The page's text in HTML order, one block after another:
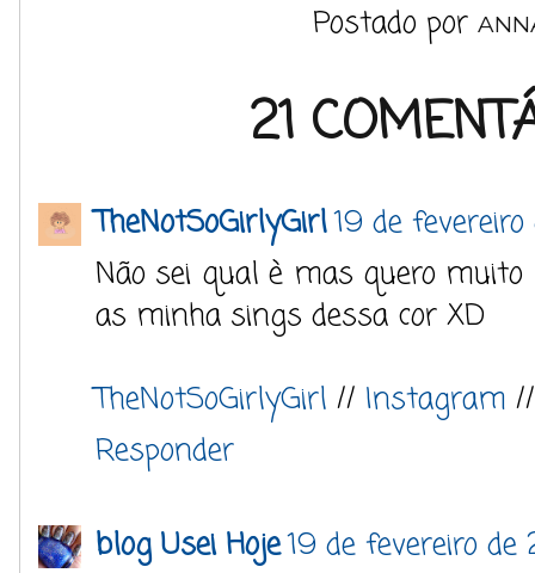
Postado por
21
TheNotSoGirlyGirl19 de
Não sei qual è mas quero
as minha sings dessa cor XD
TheNotSoGirlyGirl // Instagram
Responder
blog Usei Hoje19 de fevereiro de